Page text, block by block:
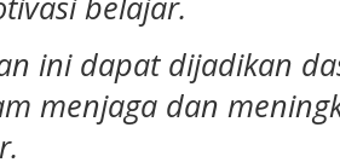
ini dapat dijadikan
menjaga dan